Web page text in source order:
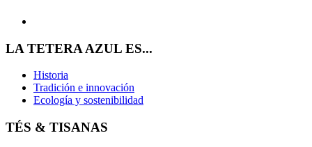
LA TETERA AZUL ES...
Historia
Tradición e innovación
Ecología y sostenibilidad
TÉS & TISANAS